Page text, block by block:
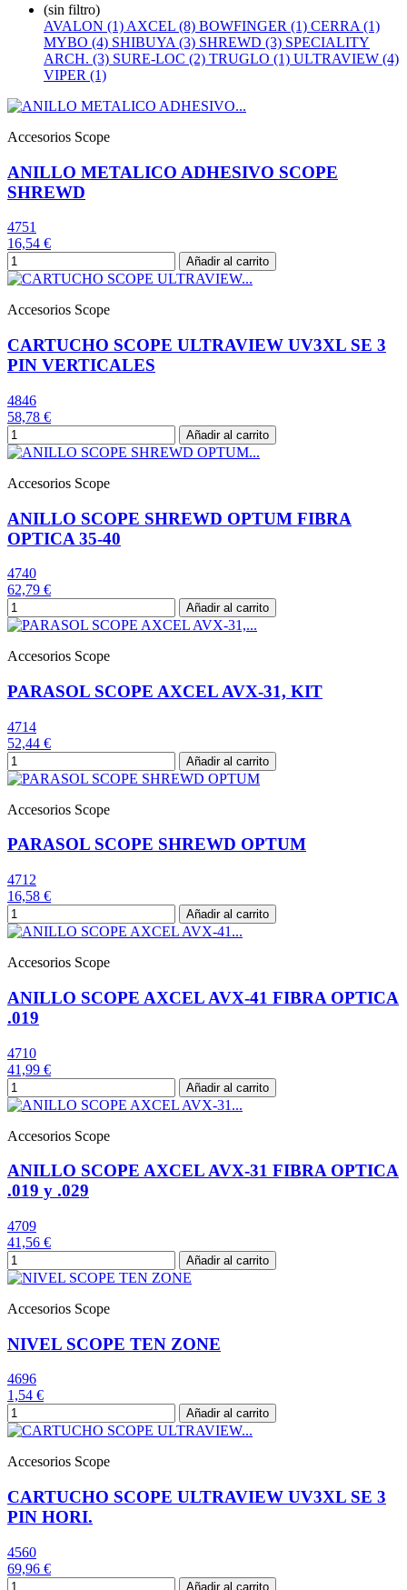
(sin filtro)
AVALON (1) AXCEL (8) BOWFINGER (1) CERRA (1)
MYBO (4) SHIBUYA (3) SHREWD (3) SPECIALITY
ARCH. (3) SURE-LOC (2) TRUGLO (1) ULTRAVIEW (4)
VIPER (1)
Accesorios Scope
ANILLO METALICO ADHESIVO SCOPE
SHREWD
4751
16,54 €
Añadir al carrito
Accesorios Scope
CARTUCHO SCOPE ULTRAVIEW UV3XL SE 3
PIN VERTICALES
4846
58,78 €
Añadir al carrito
Accesorios Scope
ANILLO SCOPE SHREWD OPTUM FIBRA
OPTICA 35-40
4740
62,79 €
Añadir al carrito
Accesorios Scope
PARASOL SCOPE AXCEL AVX-31, KIT
4714
52,44 €
Añadir al carrito
Accesorios Scope
PARASOL SCOPE SHREWD OPTUM
4712
16,58 €
Añadir al carrito
Accesorios Scope
ANILLO SCOPE AXCEL AVX-41 FIBRA OPTICA
.019
4710
41,99 €
Añadir al carrito
Accesorios Scope
ANILLO SCOPE AXCEL AVX-31 FIBRA OPTICA
.019 y .029
4709
41,56 €
Añadir al carrito
Accesorios Scope
NIVEL SCOPE TEN ZONE
4696
1,54 €
Añadir al carrito
Accesorios Scope
CARTUCHO SCOPE ULTRAVIEW UV3XL SE 3
PIN HORI.
4560
69,96 €
Añadir al carrito